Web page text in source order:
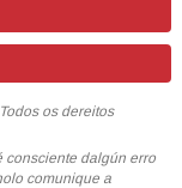
os dereitos
consciente dalgún erro
comunique a